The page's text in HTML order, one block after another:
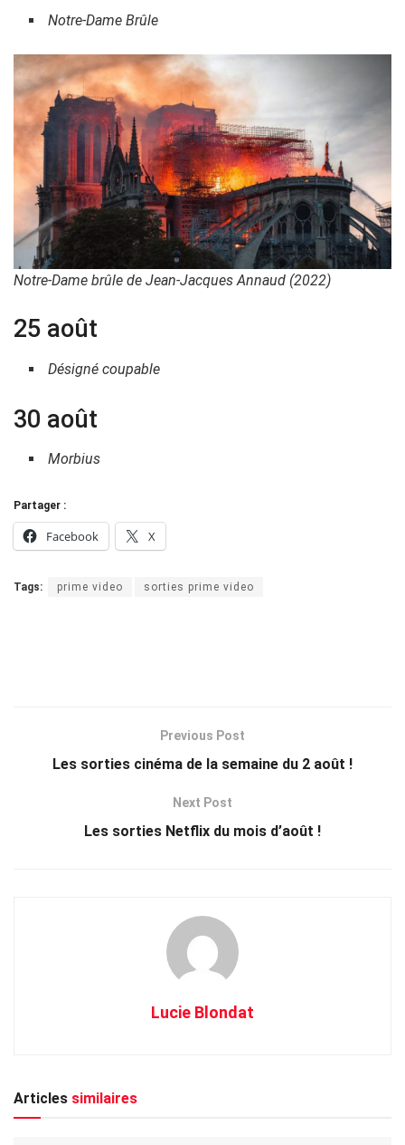
Notre-Dame Brûle
Notre-Dame brûle de Jean-Jacques Annaud (2022)
25 août
Désigné coupable
30 août
Morbius
Partager :
Facebook X
Tags: prime video sorties prime video
Previous Post
Les sorties cinéma de la semaine du 2 août !
Next Post
Les sorties Netflix du mois d’août !
Lucie Blondat
Articles similaires